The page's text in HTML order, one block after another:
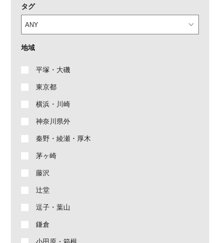
タグ
地域
平塚・大磯
東京都
横浜・川崎
神奈川県外
秦野・綾瀬・厚木
茅ヶ崎
藤沢
辻堂
逗子・葉山
鎌倉